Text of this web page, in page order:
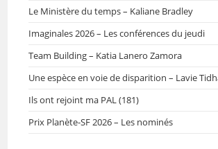
Le Ministère du temps – Kaliane Bradley
Imaginales 2026 – Les conférences du jeudi
Team Building – Katia Lanero Zamora
Une espèce en voie de disparition – Lavie
Ils ont rejoint ma PAL (181)
Prix Planète-SF 2026 – Les nominés